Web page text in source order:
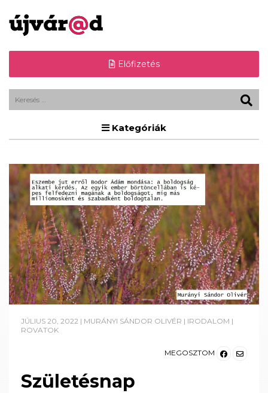
Előfizetés
Kategóriák
JÚLIUS 20, 2022 | MURÁNYI SÁNDOR OLIVÉR | IRODALOM |
ROVATOK
MEGOSZTOM
Születésnap